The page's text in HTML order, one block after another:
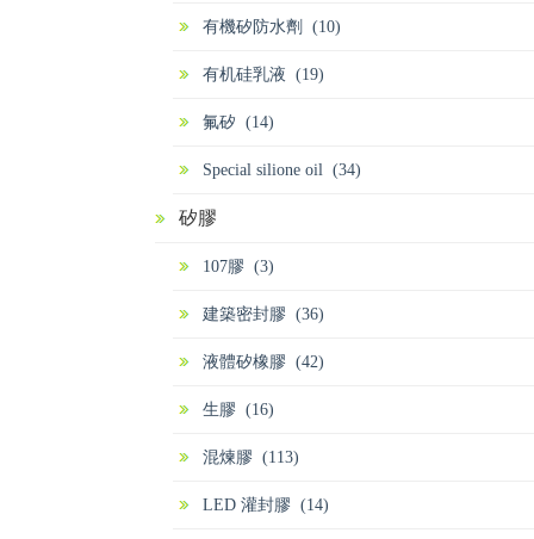
有機矽防水劑 (10)
有机硅乳液 (19)
氟矽 (14)
Special silione oil (34)
矽膠
107膠 (3)
建築密封膠 (36)
液體矽橡膠 (42)
生膠 (16)
混煉膠 (113)
LED 灌封膠 (14)